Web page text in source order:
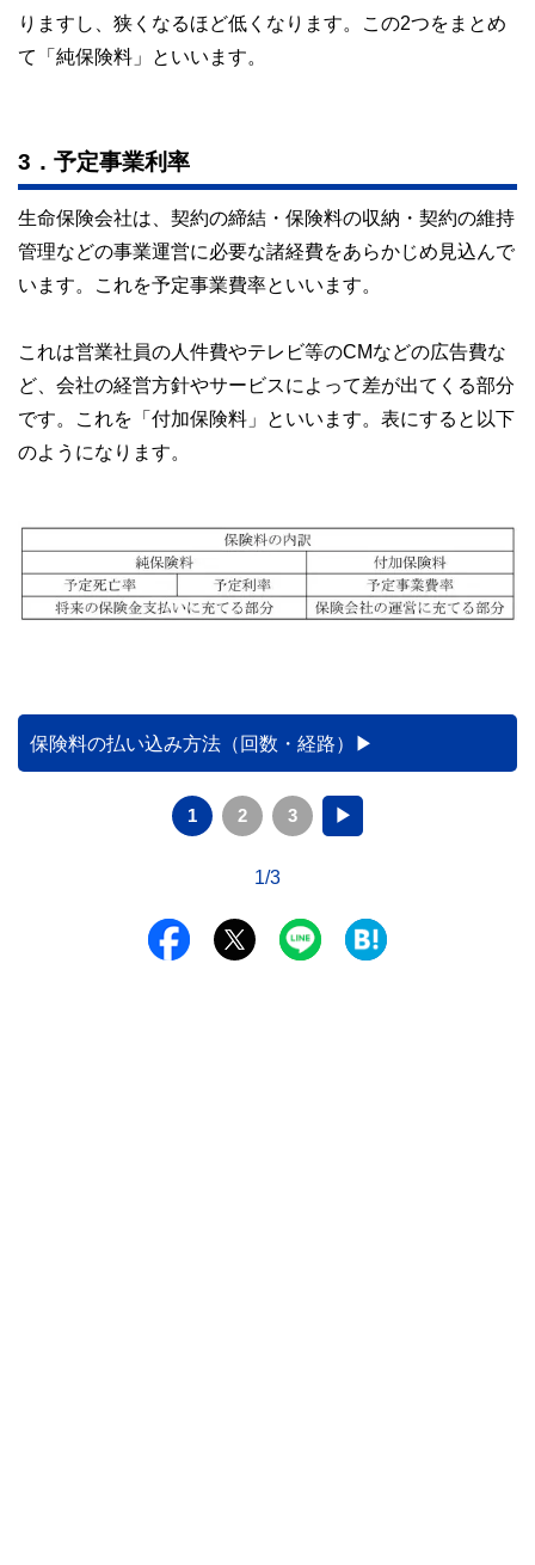
りますし、狭くなるほど低くなります。この2つをまとめ
て「純保険料」といいます。
3．予定事業利率
生命保険会社は、契約の締結・保険料の収納・契約の維持
管理などの事業運営に必要な諸経費をあらかじめ見込んで
います。これを予定事業費率といいます。
これは営業社員の人件費やテレビ等のCMなどの広告費な
ど、会社の経営方針やサービスによって差が出てくる部分
です。これを「付加保険料」といいます。表にすると以下
のようになります。
保険料の払い込み方法（回数・経路）
1 2 3 ▶
1/3